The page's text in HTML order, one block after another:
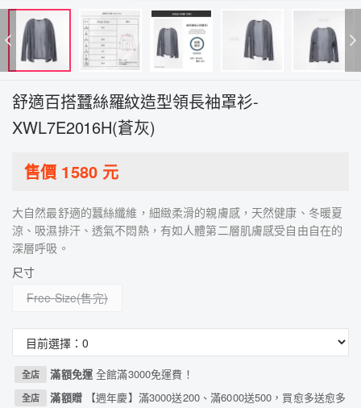
舒適百搭蠶絲羅紋造型領長袖罩衫-
XWL7E2016H(蒼灰)
售價 1580元
大自然最舒適的蠶絲纖維，細緻柔滑的親膚感，天然健康、冬暖夏
涼、吸濕排汗、透氣不悶熱，有如人體第二層肌膚感受自由自在的
深層呼吸。
尺寸
Free Size
全店 滿額免運全館滿3000免運費！
全店 滿額贈 【週年慶】滿3000送200、滿6000送500，買愈多送愈多